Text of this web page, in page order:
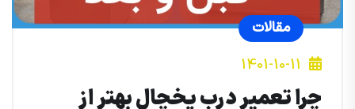
مقالات
1401-10-11
چرا تعمیر درب یخچال بهتر از